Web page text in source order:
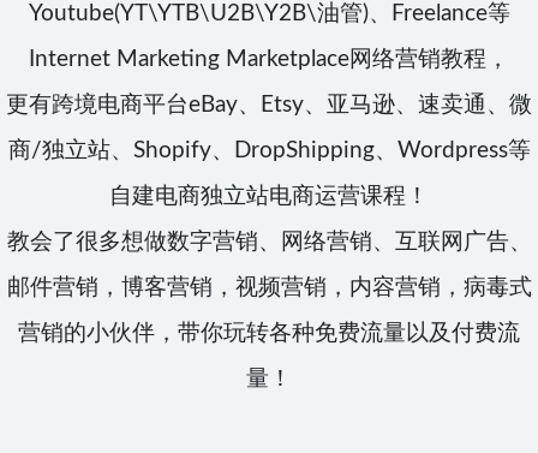
Youtube(YT\YTB\U2B\Y2B\油管)、Freelance等
Internet Marketing Marketplace网络营销教程，
更有跨境电商平台eBay、Etsy、亚马逊、速卖通、微
商/独立站、Shopify、DropShipping、Wordpress等
自建电商独立站电商运营课程！
教会了很多想做数字营销、网络营销、互联网广告、
邮件营销，博客营销，视频营销，内容营销，病毒式
营销的小伙伴，带你玩转各种免费流量以及付费流
量！